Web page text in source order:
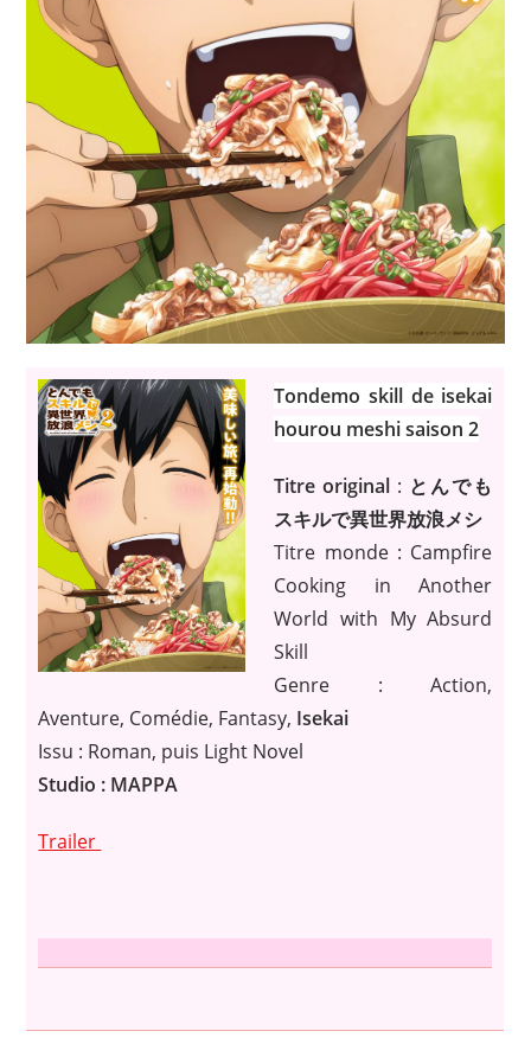
Tondemo skill de isekai
hourou meshi saison 2
Titre original : とんでも
スキルで異世界放浪メシ
Titre monde : Campfire
Cooking in Another
World with My Absurd
Skill
Genre : Action,
Aventure, Comédie, Fantasy, Isekai
Issu : Roman, puis Light Novel
Studio : MAPPA
Trailer